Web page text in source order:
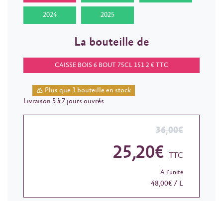
2024 2025
La bouteille de
CAISSE BOIS 6 BOUT 75CL 151.2 € TTC
Plus que 1 bouteille en stock
Livraison 5 à 7 jours ouvrés
36,00€
25,20€ TTC
À l'unité
48,00€ / L